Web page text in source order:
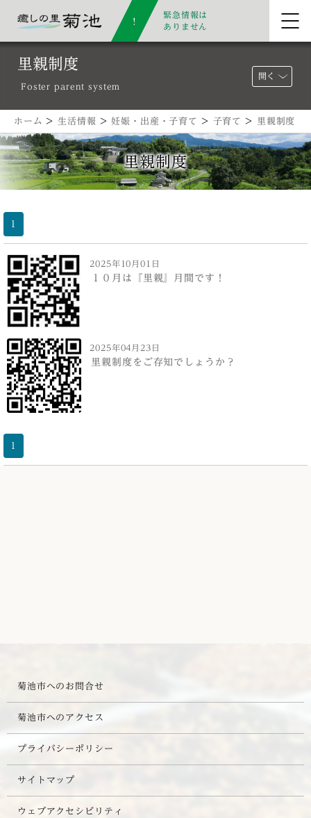
緊急情報は
ありません
里親制度
Foster parent system
開く
ホーム >生活情報 >妊娠・出産・子育て > 子育て > 里親制度
里親制度
1
2025年10月01日
１０月は『里親』月間です！
2025年04月23日
里親制度をご存知でしょうか？
1
菊池市へのお問合せ
菊池市へのアクセス
プライバシーポリシー
サイトマップ
ウェブアクセシビリティ